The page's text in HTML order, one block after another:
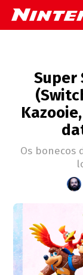
Super
Os bonecos